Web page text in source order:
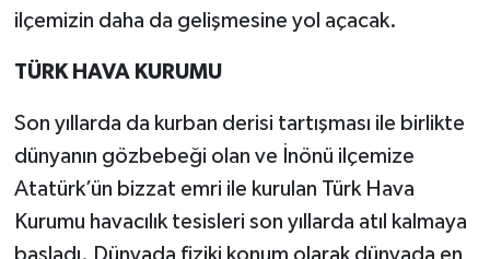
ilçemizin daha da gelişmesine yol açacak.
TÜRK HAVA KURUMU
Son yıllarda da kurban derisi tartışması ile birlikte
dünyanın gözbebeği olan ve İnönü ilçemize
Atatürk’ün bizzat emri ile kurulan Türk Hava
Kurumu havacılık tesisleri son yıllarda atıl kalmaya
başladı. Dünyada fiziki konum olarak dünyada en